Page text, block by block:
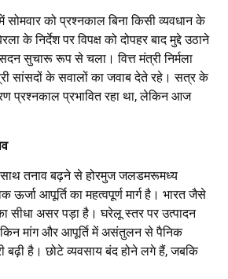
को प्रश्नकाल बिना किसी व्यवधान के
के निर्देश पर विपक्ष को दोपहर बाद मुद्दे उठाने
सुचारू रूप से चला। वित्त मंत्री निर्मला
सांसदों के सवालों का जवाब देते रहे। सत्र के
प्रश्नकाल प्रभावित रहा था, लेकिन आज
साथ तनाव बढ़ने से होरमुज जलडमरूमध्य
ऊर्जा आपूर्ति का महत्वपूर्ण मार्ग है। भारत जैसे
सीधा असर पड़ा है। घरेलू स्तर पर उत्पादन
मांग और आपूर्ति में असंतुलन से पैनिक
बढ़ी है। छोटे व्यवसाय बंद होने लगे हैं, जबकि